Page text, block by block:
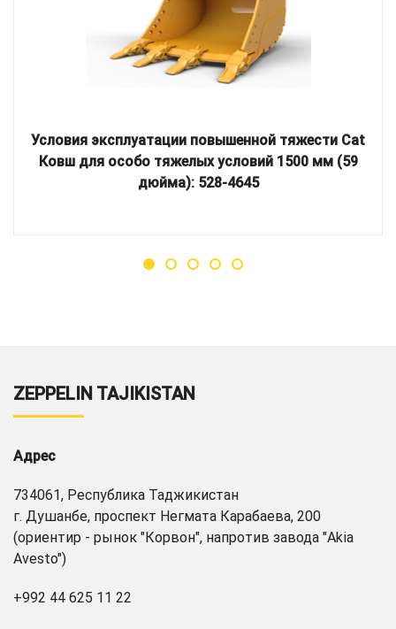
Условия эксплуатации повышенной тяжести Cat
Ковш для особо тяжелых условий 1500 мм (59
дюйма): 528-4645
ZEPPELIN TAJIKISTAN
Адрес
734061, Республика Таджикистан
г. Душанбе, проспект Негмата Карабаева, 200
(ориентир - рынок "Корвон", напротив завода "Akia
Avesto")
+992 44 625 11 22